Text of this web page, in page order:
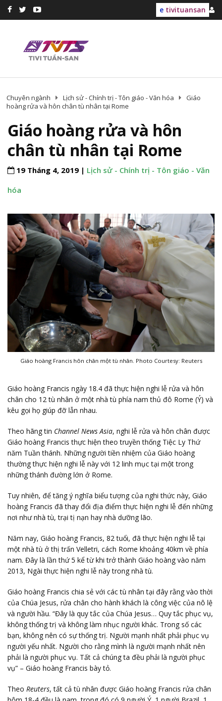
e tivituansan
Chuyên ngành Lịch sử - Chính trị - Tôn giáo - Văn hóa
Giáo
hoàng rửa và hôn chân tù nhân tại Rome
Giáo hoàng rửa và hôn
chân tù nhân tại Rome
19 Tháng 4, 2019 | Lịch sử - Chính trị - Tôn giáo - Văn
hóa
Giáo hoàng Francis hôn chân một tù nhân. Photo Courtesy: Reuters
Giáo hoàng Francis ngày 18.4 đã thực hiện nghi lễ rửa và hôn
chân cho 12 tù nhân ở một nhà tù phía nam thủ đô Rome (Ý) và
kêu gọi họ giúp đỡ lẫn nhau.
Theo hãng tin Channel News Asia, nghi lễ rửa và hôn chân được
Giáo hoàng Francis thực hiện theo truyền thống Tiệc Ly Thứ
năm Tuần thánh. Những người tiền nhiệm của Giáo hoàng
thường thực hiện nghi lễ này với 12 linh mục tại một trong
những thánh đường lớn ở Rome.
Tuy nhiên, để tăng ý nghĩa biểu tượng của nghi thức này, Giáo
hoàng Francis đã thay đổi địa điểm thực hiện nghi lễ đến những
nơi như nhà tù, trại tị nạn hay nhà dưỡng lão.
Năm nay, Giáo hoàng Francis, 82 tuổi, đã thực hiện nghi lễ tại
một nhà tù ở thị trấn Velletri, cách Rome khoảng 40km về phía
nam. Đây là lần thứ 5 kể từ khi trở thành Giáo hoàng vào năm
2013, Ngài thực hiện nghi lễ này trong nhà tù.
Giáo hoàng Francis chia sẻ với các tù nhân tại đây rằng vào thời
của Chúa Jesus, rửa chân cho hành khách là công việc của nô lệ
và người hầu. “Đây là quy tắc của Chúa Jesus… Quy tắc phục vụ,
không thống trị và không làm nhục người khác. Trong số các
bạn, không nên có sự thống trị. Người mạnh nhất phải phục vụ
người yếu nhất. Người cho rằng mình là người mạnh nhất nên
phải là người phục vụ. Tất cả chúng ta đều phải là người phục
vụ” – Giáo hoàng Francis bày tỏ.
Theo Reuters, tất cả tù nhân được Giáo hoàng Francis rửa chân